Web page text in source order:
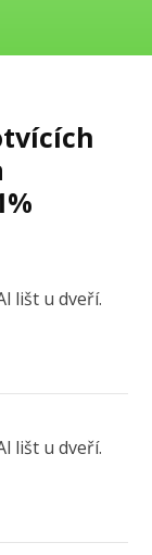
lišt u dveří.
lišt u dveří.